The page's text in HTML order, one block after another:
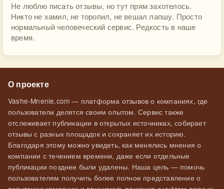
Не люблю писать отзывы, но тут прям захотелось.
Никто не хамил, не торопил, не вешал лапшу. Просто
нормальный человеческий сервис. Редкость в наше
время.
О проекте
Vashe-Mnenie.com — платформа отзывов о компаниях, где
пользователи делятся своим опытом. Сервис также
отслеживает публикации в открытых источниках, собирает
отзывы с разных площадок и сохраняет их историю.
Благодаря этому можно увидеть, как менялись мнения о
компании с течением времени, даже если отдельные
публикации позднее были удалены. Наша цель — помочь
пользователям получить более полное представление о